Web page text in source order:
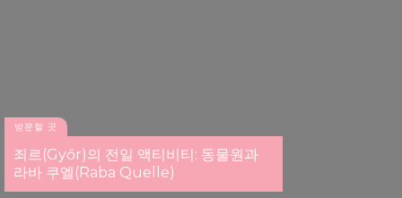
방문할 곳
죄르(Győr)의 전일 액티비티: 동물원과
라바 쿠엘(Raba Quelle)